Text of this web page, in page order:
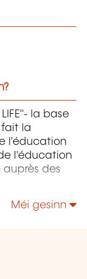
LIFE"- la base
fait la
l'éducation
l'éducation
des
Méi gesinn